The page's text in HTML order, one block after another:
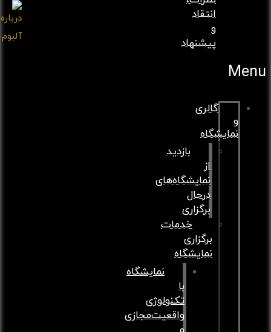
انتقاد
و
پیشنهاد
Menu
گالری
و
نمایشگاه
بازدید
از
نمایشگاه‌های
درحال
برگزاری
خدمات
برگزاری
نمایشگاه
نمایشگاه
با
تکنولوژی
واقعیت‌مجازی